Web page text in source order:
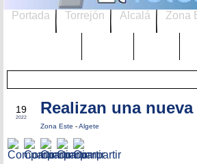
Portada Torrejón Alcalá Zona
19
2022
Realizan una
Zona Este -Algete